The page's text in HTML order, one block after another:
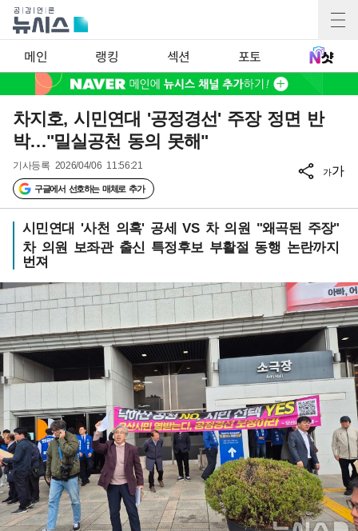
메인 랭킹 섹션 포토
차지호, 시민연대 '공정경선' 주장 정면 반
박…"밀실공천 동의 못해"
기사등록 2026/04/06 11:56:21
구글에서 선호하는 매체로 추가
가가
시민연대 '사천 의혹' 공세 VS 차 의원 "왜곡된 주장"
차 의원 보좌관 출신 특정후보 부활절 동행 논란까지
번져